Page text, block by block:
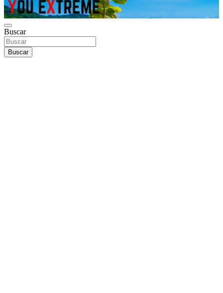
YOU EXTREME
YX Deportes Extremos Lifestyle
Buscar
Buscar